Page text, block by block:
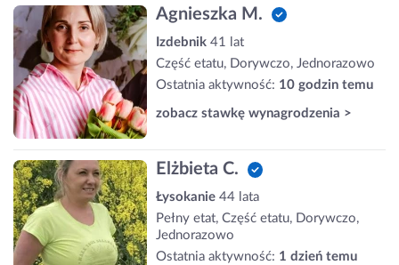
Agnieszka M.
Izdebnik 41 lat
Część etatu, Dorywczo, Jednorazowo
Ostatnia aktywność: 10 godzin temu
zobacz stawkę wynagrodzenia >
Elżbieta C.
Łysokanie 44 lata
Pełny etat, Część etatu, Dorywczo,
Jednorazowo
Ostatnia aktywność: 1 dzień temu